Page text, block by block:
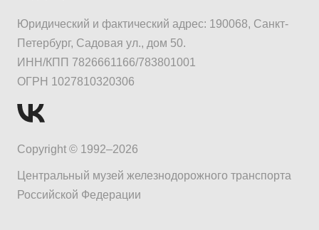
Юридический и фактический адрес: 190068, Санкт-
Петербург, Садовая ул., дом 50.
ИНН/КПП 7826661166/783801001
ОГРН 1027810320306
Copyright © 1992–2026
Центральный музей железнодорожного транспорта
Российской Федерации